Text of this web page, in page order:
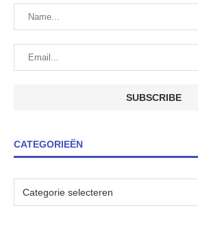
CATEGORIEËN